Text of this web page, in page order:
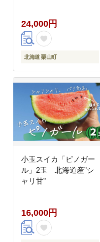
24,000円
北海道 栗山町
小玉スイカ「ピノガー
ル」2玉 北海道産”シ
ャリ甘”
16,000円